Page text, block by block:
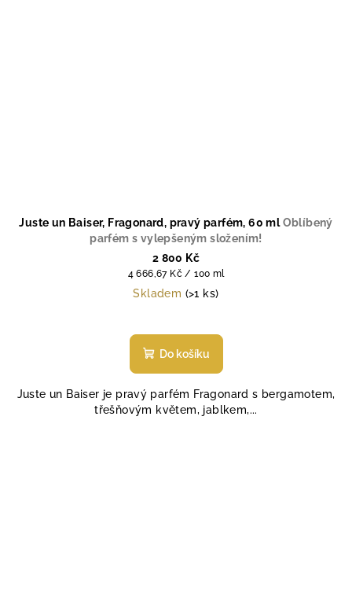
Juste un Baiser, Fragonard, pravý parfém, 60 mlOblíbený
parfém s vylepšeným složením!
2 800 Kč
Měrná
cena:
4 666,67 Kč / 100 ml
Skladem (>1 ks)
hodnocení
produktu
z
5
Do košíku
Juste un Baiser je pravý parfém Fragonard s bergamotem,
třešňovým květem, jablkem,...